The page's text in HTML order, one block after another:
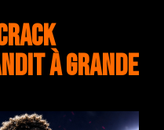
à grande